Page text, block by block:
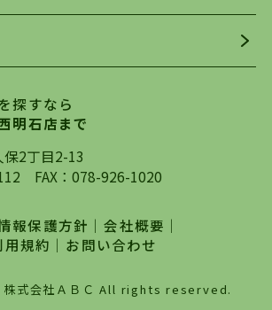
域最大級の情報取扱量を誇ってお
限られた物件をご紹介する、従来
ネットを利用し、理想のお部屋を
、選択していただいた物件情報に
識を持ったスタッフがサポートさ
タイルを心がけております。私た
は終わらない、お客様との末長い
。初めての一人暮らしから、就
買物件の購入、などなど一生涯に
ドバイザーとして、地域に密着し
で様々なお役立ちができればと強
探すなら
明石店まで
2丁目2-13
FAX：078-926-1020
報保護方針 ｜会社概要 ｜
用規約 ｜ お問い合わせ
式会社ＡＢＣ All rights reserved.